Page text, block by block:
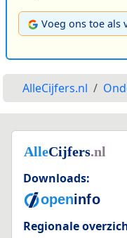
Voeg ons toe als
AlleCijfers.nl
Downloads:
Regionale